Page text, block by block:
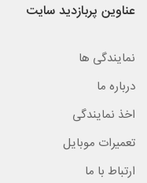
عناوین پربازدید سایت
نمایندگی ها
درباره ما
اخذ نمایندگی
تعمیرات موبایل
ارتباط با ما